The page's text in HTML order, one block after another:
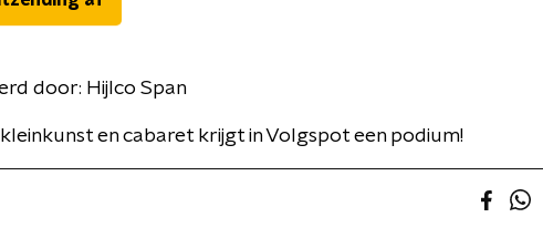
door: Hijlco Span
en cabaret krijgt in Volgspot een podium!